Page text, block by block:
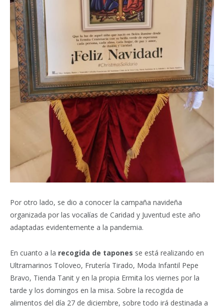
Por otro lado, se dio a conocer la campaña navideña
organizada por las vocalías de Caridad y Juventud este año
adaptadas evidentemente a la pandemia.
En cuanto a la recogida de tapones se está realizando en
Ultramarinos Toloveo, Frutería Tirado, Moda Infantil Pepe
Bravo, Tienda Tanit y en la propia Ermita los viernes por la
tarde y los domingos en la misa. Sobre la recogida de
alimentos del día 27 de diciembre, sobre todo irá destinada a